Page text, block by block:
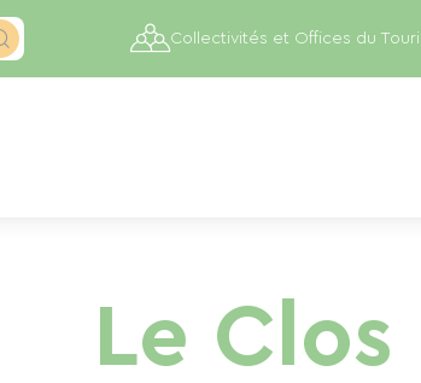
Collectivités et Offices du
Le